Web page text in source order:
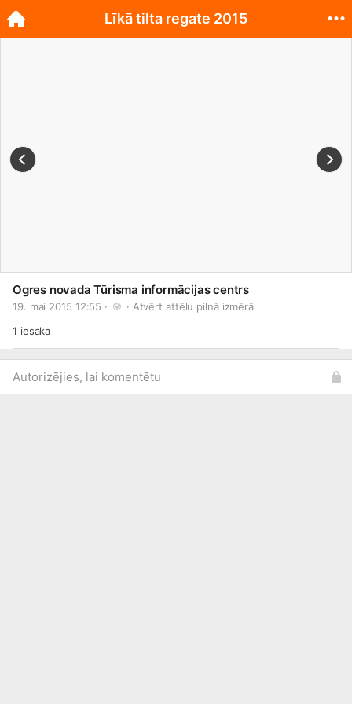
Ogres novada Tūrisma informācijas centrs
19. mai 2015 12:55 · · Atvērt attēlu pilnā izmērā
1 iesaka
Autorizējies, lai komentētu
Līkā tilta regate 2015